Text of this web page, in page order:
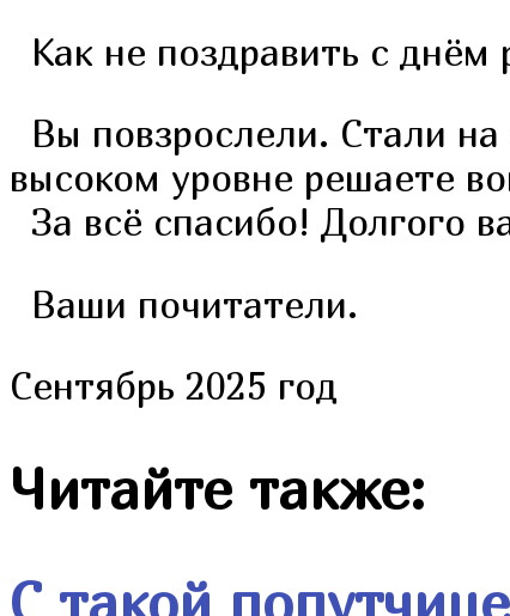
Как не поздравить с
Вы повзрослели. Стали
высоком уровне решаете
За всё спасибо! Долгого
Ваши почитатели.
Сентябрь 2025 год
Читайте также:
С такой